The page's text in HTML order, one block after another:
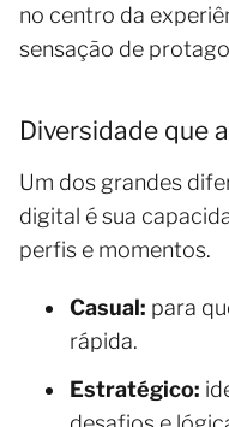
no centro da
sensação de
Diversidade que
Um dos grandes
digital é sua
perfis e momentos.
Casual: para
rápida.
Estratégico: